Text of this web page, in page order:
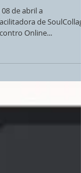
de abril a
de
Online...